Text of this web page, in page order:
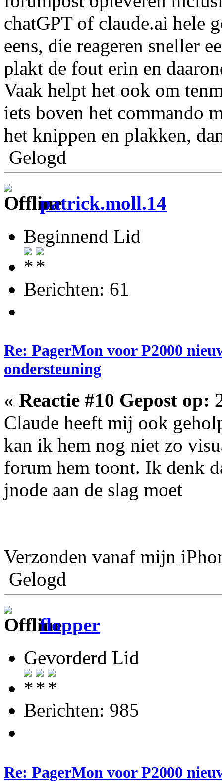
chatGPT of claude.ai hele
eens, die reageren sneller
plakt de fout erin en
Vaak helpt het ook om
iets boven het commando
het knippen en plakken,
Gelogd
patrick.moll.14
Beginnend Lid
Berichten: 61
Re: PagerMon voor P2000
ondersteuning
« Reactie #10 Gepost op:
Claude heeft mij ook
kan ik hem nog niet zo
forum hem toont. Ik denk
jnode aan de slag moet
Verzonden vanaf mijn
Gelogd
flopper
Gevorderd Lid
Berichten: 985
Re: PagerMon voor P2000